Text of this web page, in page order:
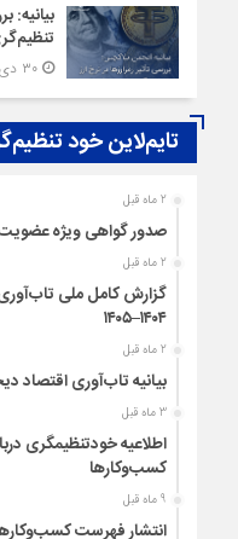
بیانیه:
۳۰ دی ۱۴۰۳ - ۱۴:۳۴
تایم‌لاین خود
2 ماه قبل
صدور گواهی ویژه
2 ماه قبل
گزارش کامل ملی
۱۴۰۴–۱۴۰۵
2 ماه قبل
بیانیه تاب‌آوری اقتصاد
3 ماه قبل
اطلاعیه خودتنظیمگری
کسب‌وکارها
9 ماه قبل
انتشار فهرست